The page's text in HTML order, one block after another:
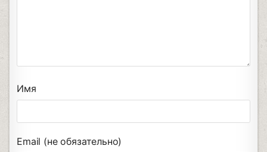
Имя
Email (не обязательно)